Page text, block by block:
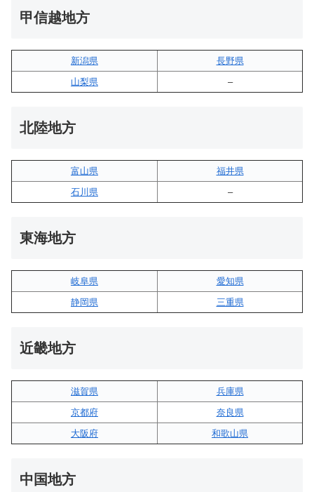
甲信越地方
新潟県
長野県
山梨県
–
北陸地方
富山県
福井県
石川県
–
東海地方
岐阜県
愛知県
静岡県
三重県
近畿地方
滋賀県
兵庫県
京都府
奈良県
大阪府
和歌山県
中国地方